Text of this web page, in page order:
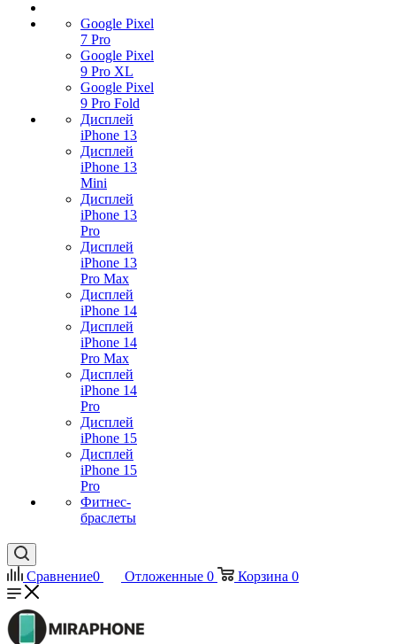
Google Pixel
7 Pro
Google Pixel
9 Pro XL
Google Pixel
9 Pro Fold
Дисплей
iPhone 13
Дисплей
iPhone 13
Mini
Дисплей
iPhone 13
Pro
Дисплей
iPhone 13
Pro Max
Дисплей
iPhone 14
Дисплей
iPhone 14
Pro Max
Дисплей
iPhone 14
Pro
Дисплей
iPhone 15
Дисплей
iPhone 15
Pro
Фитнес-
браслеты
Сравнение0 Отложенные 0 Корзина 0